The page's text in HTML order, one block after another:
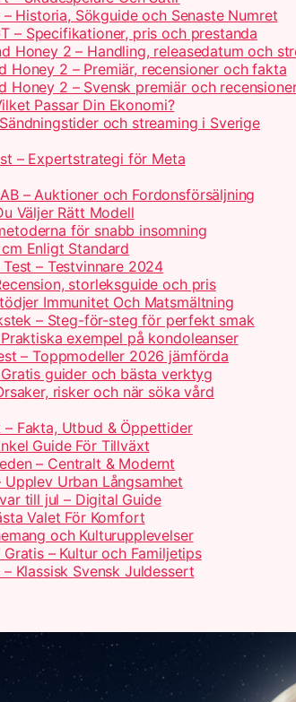
Historia, Sökguide och Senaste Numret
– Specifikationer, pris och prestanda
Honey 2 – Handling, releasedatum och
Honey 2 – Premiär, recensioner och fakta
Honey 2 – Svensk premiär och
Passar Din Ekonomi?
och streaming i Sverige
– Expertstrategi för Meta
– Auktioner och Fordonsförsäljning
Väljer Rätt Modell
för snabb insomning
Enligt Standard
– Testvinnare 2024
storleksguide och pris
Immunitet Och Matsmältning
– Steg-för-steg för perfekt smak
exempel på kondoleanser
– Toppmodeller 2026 jämförda
guider och bästa verktyg
risker och när söka vård
– Fakta, Utbud & Öppettider
Guide För Tillväxt
– Centralt & Modernt
Urban Långsamhet
till jul – Digital Guide
Valet För Komfort
och Kulturupplevelser
– Kultur och Familjetips
Klassisk Svensk Juldessert